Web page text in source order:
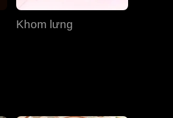
Tập 40Khom lưng